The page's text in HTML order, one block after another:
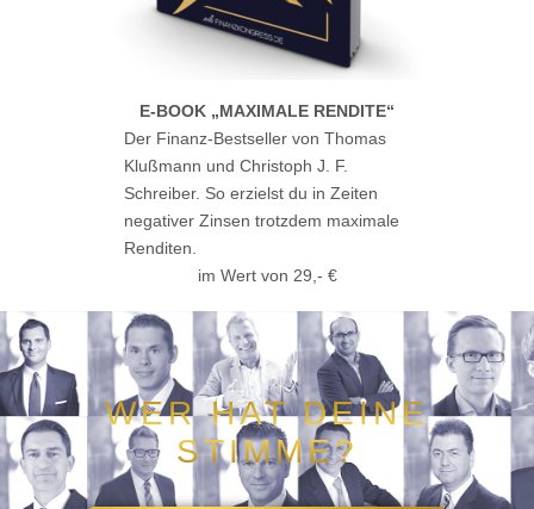
E-BOOK „MAXIMALE RENDITE“
Der Finanz-Bestseller von Thomas
Klußmann und Christoph J. F.
Schreiber. So erzielst du in Zeiten
negativer Zinsen trotzdem maximale
Renditen.
im Wert von 29,- €
WER HAT DEINE
STIMME?